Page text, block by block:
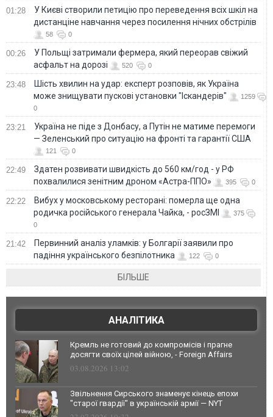
01:28
У Києві створили петицію про переведення всіх шкіл на
дистанціне навчання через посилення нічних обстрілів
58 0
00:26
У Польщі затримали фермера, який переорав свіжий
асфальт на дорозі
520 0
23:48
Шість хвилин на удар: експерт розповів, як Україна
може знищувати пускові установки "Іскандерів"
1259
0
23:21
Україна не піде з Донбасу, а Путін не матиме перемоги
— Зеленський про ситуацію на фронті та гарантії США
121 0
22:49
Здатен розвивати швидкість до 560 км/год - у РФ
похвалилися зенітним дроном «Астра-ППО»
395 0
22:22
Вибух у московському ресторані: померла ще одна
родичка російського генерала Чайка, - росЗМІ
375
0
21:42
Первинний аналіз уламків: у Болгарії заявили про
падіння українського безпілотника
122 0
БІЛЬШЕ
АНАЛІТИКА
Кремль не готовий до компромісів і прагне
досягти своїх цілей війною, - Foreign Affairs
03.08.2026 13:02
Звільнення Сирського знаменує кінець епохи
"старої гвардії" в українській армії — NYT